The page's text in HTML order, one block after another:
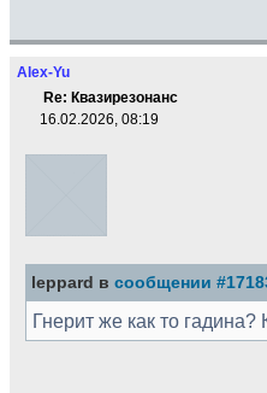
Alex-Yu
Re: Квазирезонанс
16.02.2026, 08:19
leppard в сообщении
Гнерит же как то гадина?